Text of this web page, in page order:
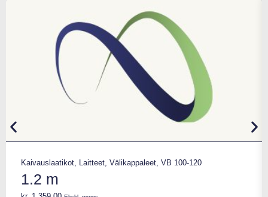
Kaivauslaatikot, Laitteet, Välikappaleet, VB 100-120
1.2 m